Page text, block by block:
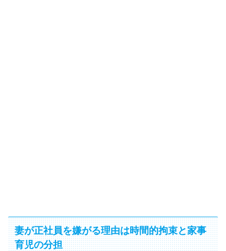
妻が正社員を嫌がる理由は時間的拘束と家事
育児の分担